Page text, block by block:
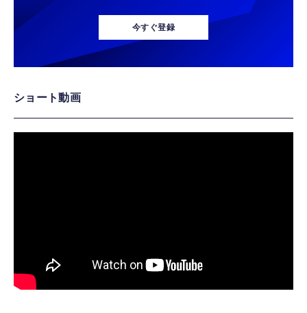
今すぐ登録
ショート動画